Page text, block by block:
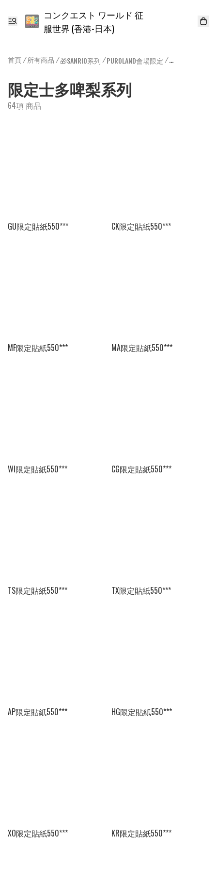
コンクエスト ワールド 征
服世界 (香港-日本)
首頁/所有商品 /🎁SANRIO系列 /PUROLAND會場限定 /限定士多啤梨
限定士多啤梨系列
64項 商品
GU限定貼紙550*** CK限定貼紙550***
MF限定貼紙550*** MA限定貼紙550***
WI限定貼紙550*** CG限定貼紙550***
TS限定貼紙550*** TX限定貼紙550***
AP限定貼紙550*** HG限定貼紙550***
XO限定貼紙550*** KR限定貼紙550***